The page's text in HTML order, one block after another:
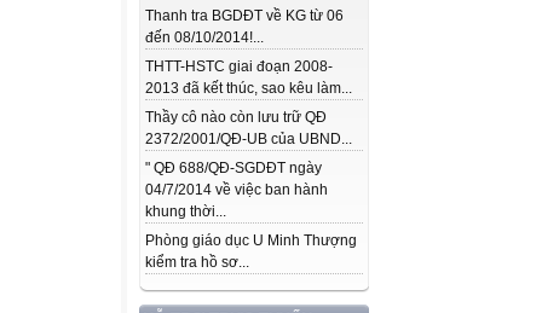
Thanh tra BGDĐT về KG từ 06
đến 08/10/2014!...
THTT-HSTC giai đoạn 2008-
2013 đã kết thúc, sao kêu làm...
Thầy cô nào còn lưu trữ QĐ
2372/2001/QĐ-UB của UBND...
" QĐ 688/QĐ-SGDĐT ngày
04/7/2014 về việc ban hành
khung thời...
Phòng giáo dục U Minh Thượng
kiểm tra hồ sơ...